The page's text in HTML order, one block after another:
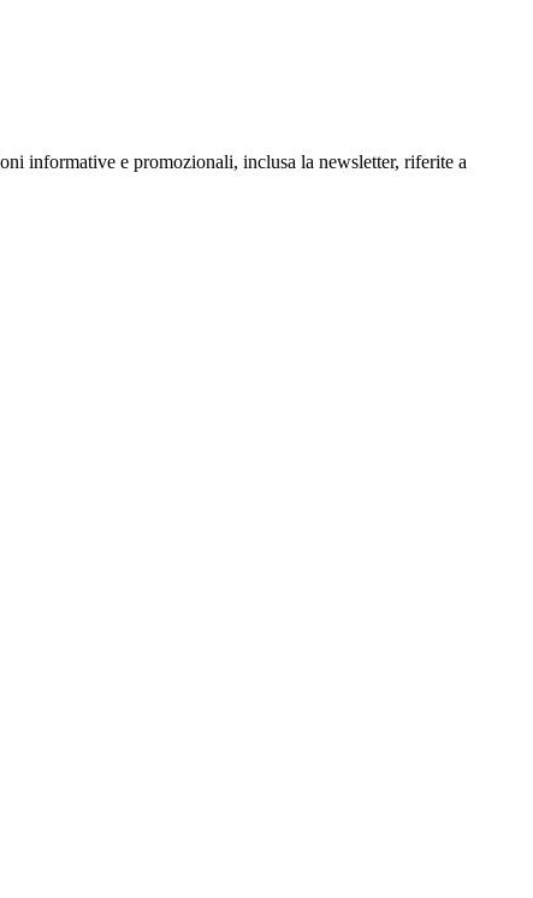
informative e promozionali, inclusa la newsletter, riferite a